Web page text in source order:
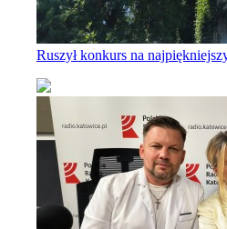
Ruszył konkurs na